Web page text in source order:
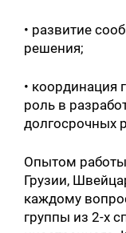
• развитие
решения;
• координация
роль в
долгосрочных
Опытом
Грузии,
каждому
группы из 2-х